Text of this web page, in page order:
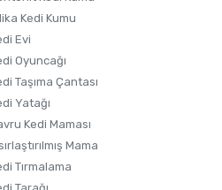
Kedi Kumu
Evi
Oyuncağı
Taşıma Çantası
Yatağı
Kedi Maması
Mama
Tırmalama